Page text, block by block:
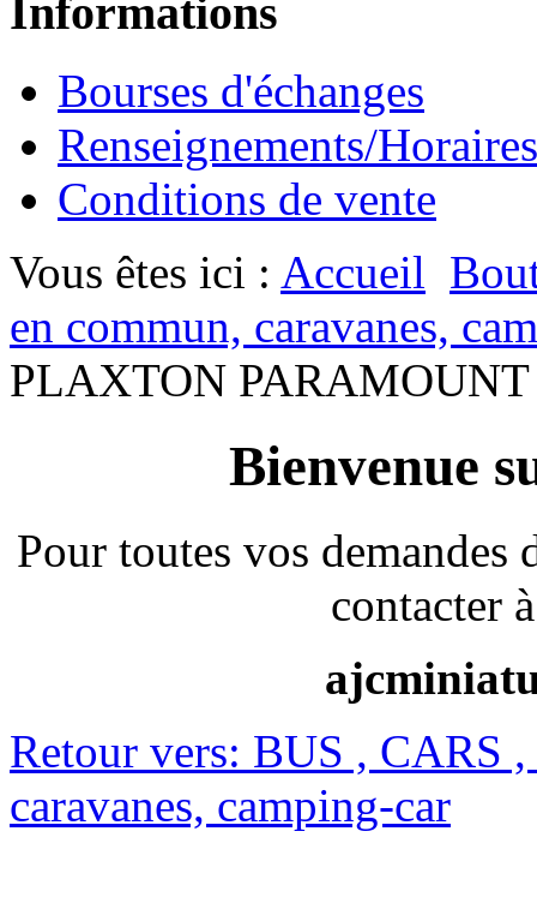
Informations
Bourses d'échanges
Renseignements/Horaires
Conditions de vente
Vous êtes ici : Accueil
en commun, caravanes,
PLAXTON
Bienvenue
Pour toutes vos
contacter
Retour vers: BUS , CARS
caravanes, camping-car